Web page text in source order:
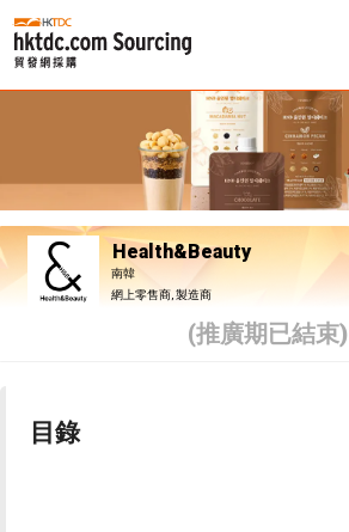
Health&Beauty
南韓
網上零售商, 製造商
(推廣期已結束)
目錄